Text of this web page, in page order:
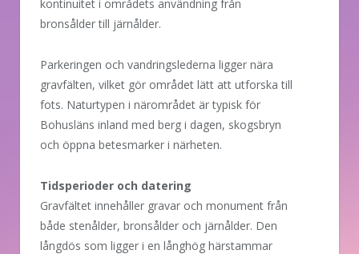
kontinuitet i områdets användning från
bronsålder till järnålder.
Parkeringen och vandringslederna ligger nära
gravfälten, vilket gör området lätt att utforska till
fots. Naturtypen i närområdet är typisk för
Bohusläns inland med berg i dagen, skogsbryn
och öppna betesmarker i närheten.
Tidsperioder och datering
Gravfältet innehåller gravar och monument från
både stenålder, bronsålder och järnålder. Den
långdös som ligger i en långhög härstammar